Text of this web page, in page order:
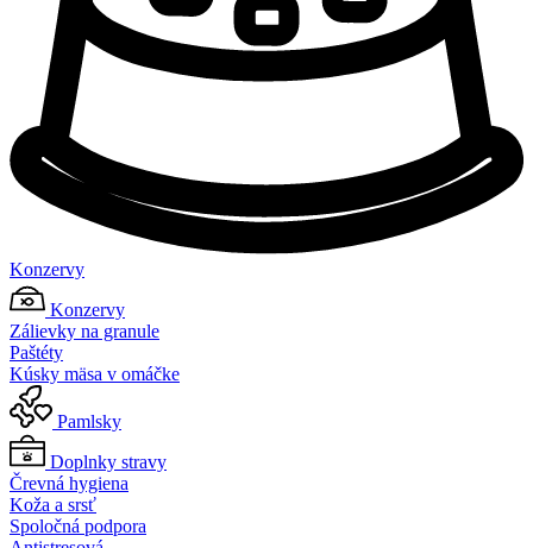
Konzervy
Konzervy
Zálievky na granule
Paštéty
Kúsky mäsa v omáčke
Pamlsky
Doplnky stravy
Črevná hygiena
Koža a srsť
Spoločná podpora